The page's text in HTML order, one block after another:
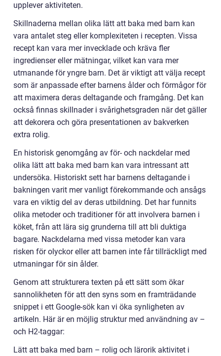
upplever aktiviteten.
Skillnaderna mellan olika lätt att baka med barn kan
vara antalet steg eller komplexiteten i recepten. Vissa
recept kan vara mer invecklade och kräva fler
ingredienser eller mätningar, vilket kan vara mer
utmanande för yngre barn. Det är viktigt att välja recept
som är anpassade efter barnens ålder och förmågor för
att maximera deras deltagande och framgång. Det kan
också finnas skillnader i svårighetsgraden när det gäller
att dekorera och göra presentationen av bakverken
extra rolig.
En historisk genomgång av för- och nackdelar med
olika lätt att baka med barn kan vara intressant att
undersöka. Historiskt sett har barnens deltagande i
bakningen varit mer vanligt förekommande och ansågs
vara en viktig del av deras utbildning. Det har funnits
olika metoder och traditioner för att involvera barnen i
köket, från att lära sig grunderna till att bli duktiga
bagare. Nackdelarna med vissa metoder kan vara
risken för olyckor eller att barnen inte får tillräckligt med
utmaningar för sin ålder.
Genom att strukturera texten på ett sätt som ökar
sannolikheten för att den syns som en framträdande
snippet i ett Google-sök kan vi öka synligheten av
artikeln. Här är en möjlig struktur med användning av –
och H2-taggar:
Lätt att baka med barn – rolig och lärorik aktivitet i